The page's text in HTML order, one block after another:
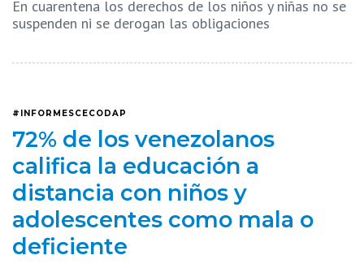
En cuarentena los derechos de los niños y niñas no se
suspenden ni se derogan las obligaciones
#INFORMESCECODAP
72% de los venezolanos
califica la educación a
distancia con niños y
adolescentes como mala o
deficiente